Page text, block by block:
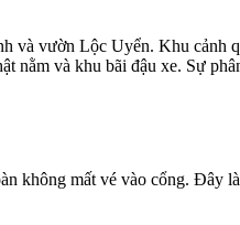
và vườn Lộc Uyển. Khu
và khu bãi đậu xe. Sự
không mất vé vào cổng. Đây